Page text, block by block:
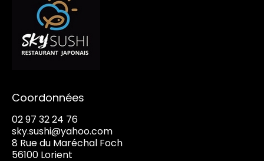
Coordonnées
02 97 32 24 76
sky.sushi@yahoo.com
8 Rue du Maréchal Foch
56100 Lorient